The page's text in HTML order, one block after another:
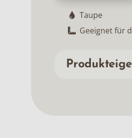
Taupe
Geeignet für